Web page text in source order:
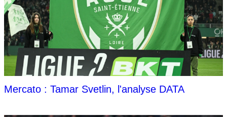
Mercato : Tamar Svetlin, l'analyse DATA